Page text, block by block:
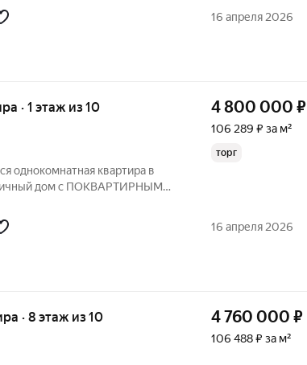
кв.м., а кухня - 13,74 кв.м.
16 апреля 2026
· 1 этаж из 10
однокомнатная квартира в
дом с ПОКВАРТИРНЫМ
отопление, окна и
4 800 000 ₽
106 289 ₽ за м²
торг
16 апреля 2026
· 8 этаж из 10 4 760 000 ₽
106 488 ₽ за м²